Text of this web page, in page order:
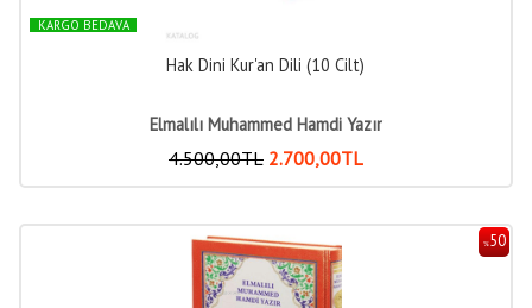
KARGO BEDAVA
Hak Dini Kur'an Dili (10 Cilt)
Elmalılı Muhammed Hamdi Yazır
4.500,00TL 2.700,00TL
%50